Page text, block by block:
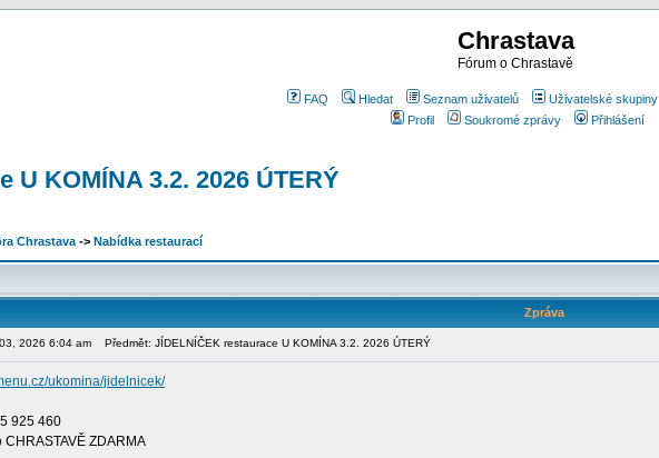
Chrastava
Fórum o Chrastavě
FAQ Hledat Seznam uživatelů Uživatelské skupiny
Profil
Soukromé zprávy Přihlášení
U KOMÍNA 3.2. 2026 ÚTERÝ
Chrastava -> Nabídka restaurací
Zpráva
2026 6:04 am Předmět: JÍDELNÍČEK restaurace U KOMÍNA 3.2. 2026 ÚTERÝ
ukomina/jidelnicek/
925 460
CHRASTAVĚ ZDARMA